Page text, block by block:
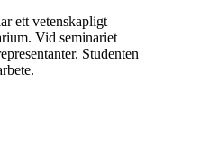
ett vetenskapligt
Vid seminariet
Studenten